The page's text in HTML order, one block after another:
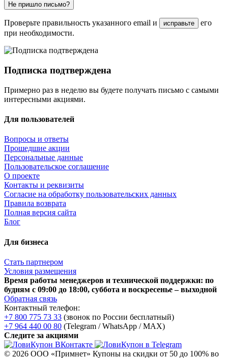
Не пришло письмо?
Проверьте правильность указанного email и исправьте
его
при необходимости.
Подписка подтверждена
Примерно раз в неделю вы будете получать письмо с самыми
интересными акциями.
Для пользователей
Вопросы и ответы
Прошедшие акции
Персональные данные
Пользовательское соглашение
О проекте
Контакты и реквизиты
Согласие на обработку пользовательских данных
Правила возврата
Полная версия сайта
Блог
Для бизнеса
Стать партнером
Условия размещения
Время работы менеджеров и технической поддержки: по
будням с 09:00 до 18:00, суббота и воскресенье – выходной
Обратная связь
Контактный телефон:
+7 800 775 73 33 (звонок по России бесплатный)
+7 964 440 00 80 (Telegram / WhatsApp / MAX)
Следите за акциями
© 2026 ООО «Примнет» Купоны на скидки от 50 до 100% во